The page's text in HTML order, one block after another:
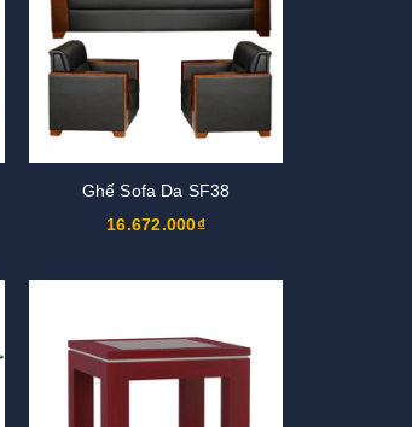
Ghế Sofa Da SF38
16.672.000₫